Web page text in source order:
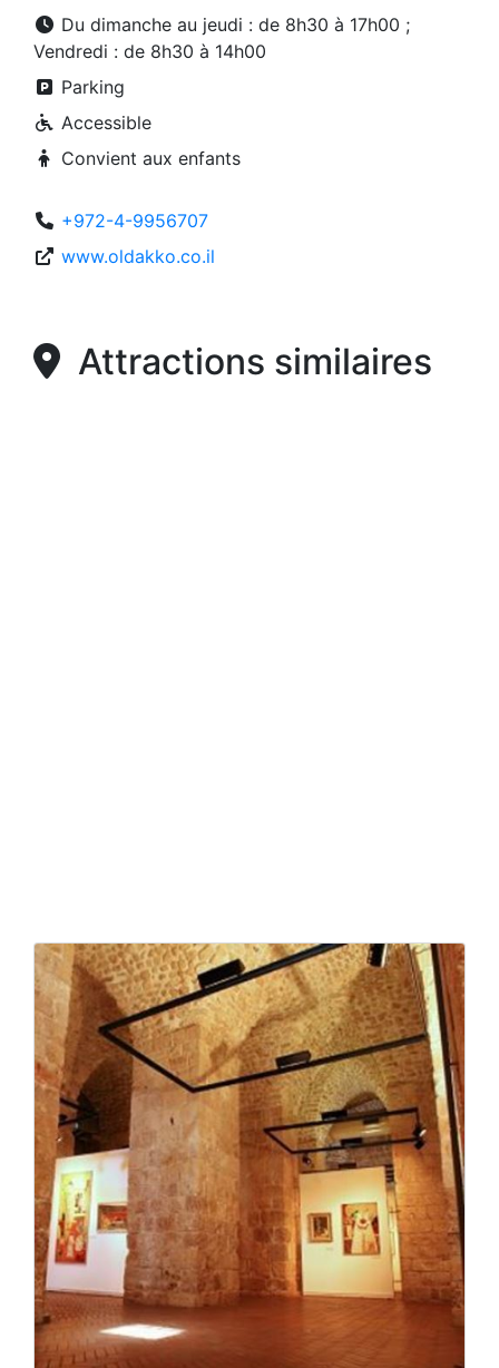
Du dimanche au jeudi : de 8h30 à 17h00 ;
Vendredi : de 8h30 à 14h00
Parking
Accessible
Convient aux enfants
+972-4-9956707
www.oldakko.co.il
Attractions similaires